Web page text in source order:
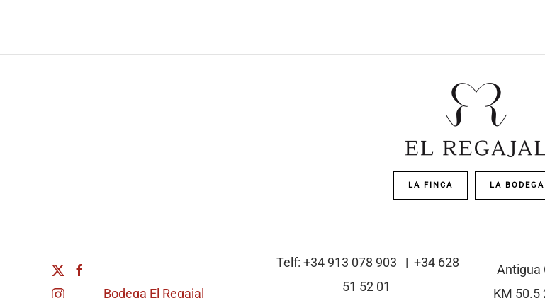
LA FINCA LA BODEGA
Bodega El Regajal
Telf: +34 913 078 903 | +34 628
51 52 01
Antigua
KM 50.5